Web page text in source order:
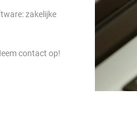
zakelijke
contact op!